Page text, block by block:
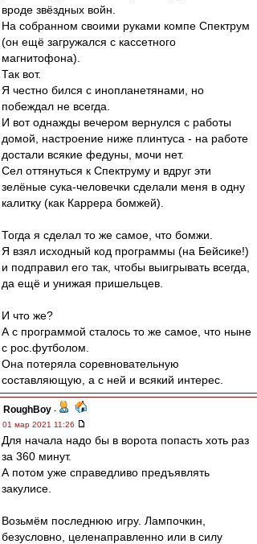
вроде звёздных войн.
На собранном своими руками компе Спектрум
(он ещё загружался с кассетного
магнитофона).
Так вот.
Я честно бился с инопланетянами, но
побеждал не всегда.
И вот однажды вечером вернулся с работы
домой, настроение ниже плинтуса - на работе
достали всякие федуны, мочи нет.
Сел оттянуться к Спектруму и вдруг эти
зелёные сука-человечки сделали меня в одну
калитку (как Каррера бомжей).
Тогда я сделал то же самое, что бомжи.
Я взял исходный код программы (на Бейсике!)
и подправил его так, чтобы выигрывать всегда,
да ещё и унижая пришельцев.
И что же?
А с программой сталось то же самое, что ныне
с рос.футболом.
Она потеряла соревновательную
составляющую, а с ней и всякий интерес.
RoughBoy -
01 мар 2021 11:26
Для начала надо бы в ворота попасть хоть раз
за 360 минут.
А потом уже справедливо предъявлять
закулисе.
Возьмём последнюю игру. Лампочкин,
безусловно, целенаправленно или в силу